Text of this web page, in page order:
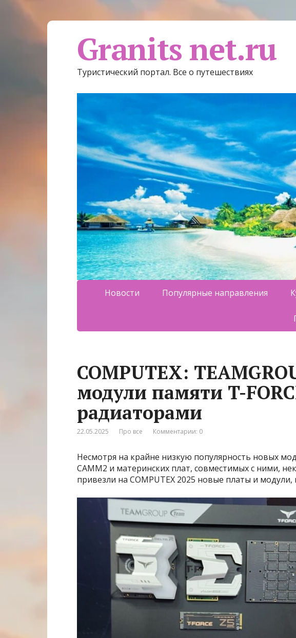
Granits net.ru
Туристический портал. Все о путешествиях
Новости Популярные направления
COMPUTEX:
модули памяти T-
радиаторами
22.05.2025 Про все Комментарии: 0
Несмотря на крайне низкую популярность новых
CAMM2 и материнских плат, совместимых с ними,
привезли на COMPUTEX 2025 новые платы и